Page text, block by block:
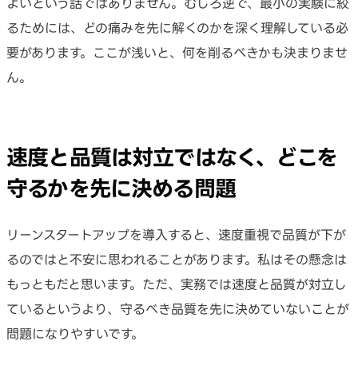
よいという話ではありません。むしろ逆で、最小の実験に絞
るためには、どの痛みを先に解くのかを深く理解している必
要があります。ここが浅いと、何を削るべきかも決まりませ
ん。
速度と品質は対立ではなく、どこを
守るかを先に決める問題
リーンスタートアップを導入すると、速度重視で品質が下が
るのではと不安に思われることがあります。私はその懸念は
もっともだと思います。ただ、実務では速度と品質が対立し
ているというより、守るべき品質を先に決めていないことが
問題になりやすいです。